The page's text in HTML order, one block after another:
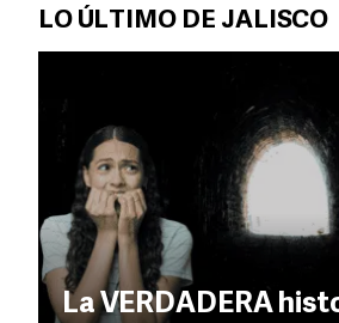
LO ÚLTIMO DE JALISCO
La VERDADERA